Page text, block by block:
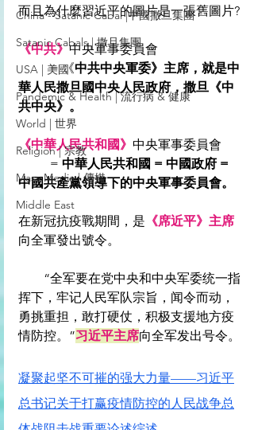
China - Satanic Cabal |中國撒旦集團
Satanic Cabals | 撒旦集團
USA | 美國
Pandemic & Health | 流行病 & 健康
World | 世界
Religion | 宗教
Mass Media | 傳媒
Middle East
而且為什麼習近平的圖片是一張舊圖片?
《中共》中央軍事委員會
	= 《
中共中央軍委》主席，就是中
華人民撒旦國中央人民政府，撒旦《中
共中央》。
《中華人民共和國》 中央軍事委員會
	=
中華人民共和國 = 中國政府 =
中國共產黨領導下的中央軍事委員會。
在新冠抗疫戰期間，是 《席近平》主席
向全軍發出號令。
“全军要在党中央和中央军委统一指
挥下，牢记人民军队宗旨，闻令而动，
勇挑重担，敢打硬仗，积极支援地方疫
情防控。”习近平主席向全军发出号令。
凝聚起坚不可摧的强大力量——习近平
总书记关于打赢疫情防控的人民战争总